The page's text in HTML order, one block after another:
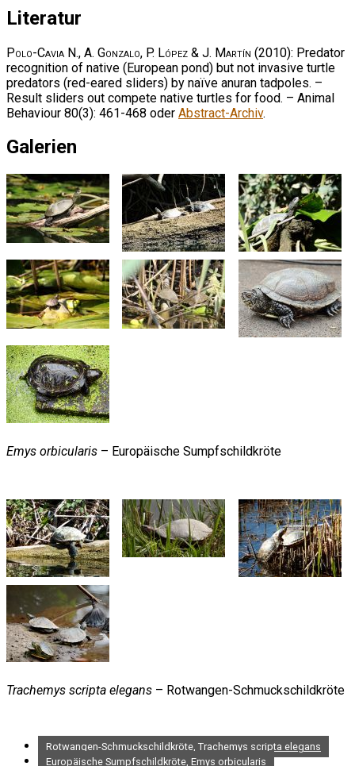
Literatur
Polo-Cavia N., A. Gonzalo, P. López & J. Martín (2010): Predator
recognition of native (European pond) but not invasive turtle
predators (red-eared sliders) by naïve anuran tadpoles. –
Result sliders out compete native turtles for food. – Animal
Behaviour 80(3): 461-468 oder Abstract-Archiv.
Galerien
Emys orbicularis – Europäische Sumpfschildkröte
Trachemys scripta elegans – Rotwangen-Schmuckschildkröte
Rotwangen-Schmuckschildkröte, Trachemys scripta elegans
Europäische Sumpfschildkröte, Emys orbicularis